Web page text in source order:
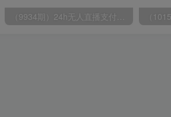
（9934期）24h无人直播支付宝项目，最新带货玩法，纯躺赚实测日入500+